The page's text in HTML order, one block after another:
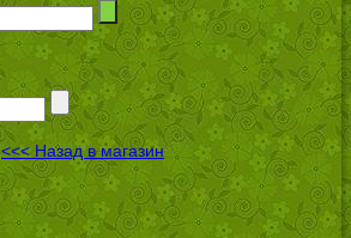
<<< Назад в магазин